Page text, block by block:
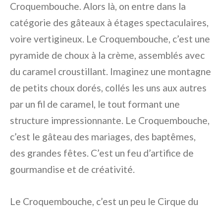
Croquembouche. Alors là, on entre dans la
catégorie des gâteaux à étages spectaculaires,
voire vertigineux. Le Croquembouche, c’est une
pyramide de choux à la crème, assemblés avec
du caramel croustillant. Imaginez une montagne
de petits choux dorés, collés les uns aux autres
par un fil de caramel, le tout formant une
structure impressionnante. Le Croquembouche,
c’est le gâteau des mariages, des baptêmes,
des grandes fêtes. C’est un feu d’artifice de
gourmandise et de créativité.
Le Croquembouche, c’est un peu le Cirque du